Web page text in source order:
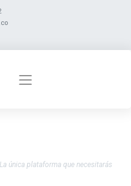
La única plataforma que necesitarás